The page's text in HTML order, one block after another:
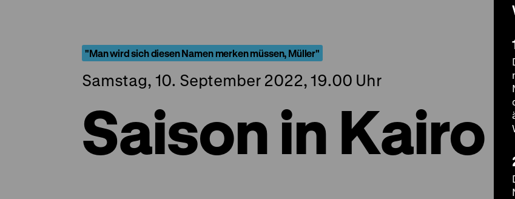
"Man wird sich diesen Namen merken müssen, Müller"
Samstag, 10. September 2022, 19.00 Uhr
Saison in Kairo